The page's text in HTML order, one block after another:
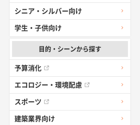
シニア・シルバー向け
学生・子供向け
目的・シーンから探す
予算消化
エコロジー・環境配慮
スポーツ
建築業界向け